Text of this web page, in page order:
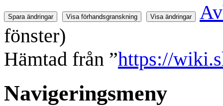
fönster)
Hämtad från ”https://
Navigeringsmeny